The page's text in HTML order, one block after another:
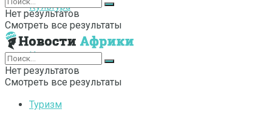
Культура
Интернет
Туризм
Нет результатов
Смотреть все результаты
Нет результатов
Смотреть все результаты